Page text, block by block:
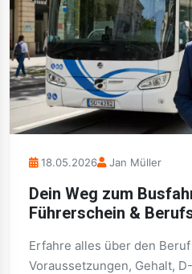
18.05.2026 Jan Müller
Dein Weg zum
Führerschein &
Erfahre alles über den
Voraussetzungen, Gehalt,